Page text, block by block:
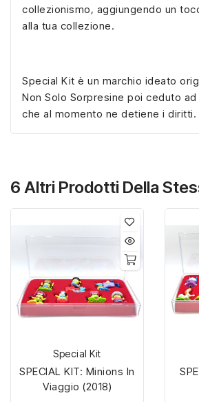
collezionismo, aggiungendo un
alla tua collezione.
Special Kit è un marchio ideato
Non Solo Sorpresine poi ceduto
che al momento ne detiene i diritti.
6 Altri Prodotti Della
Special Kit
SPECIAL KIT: Minions In
Viaggio (2018)